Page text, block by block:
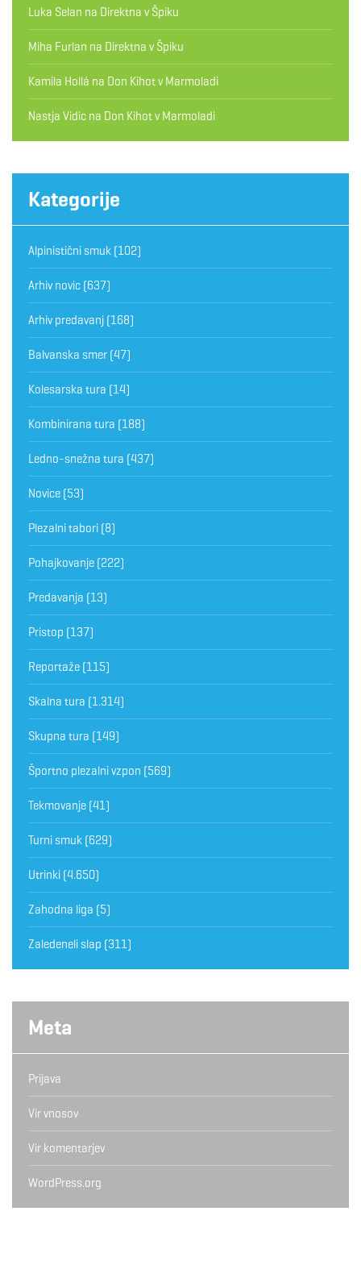
Luka Selan na Direktna v Špiku
Miha Furlan na Direktna v Špiku
Kamila Hollá na Don Kihot v Marmoladi
Nastja Vidic na Don Kihot v Marmoladi
Kategorije
Alpinistični smuk (102)
Arhiv novic (637)
Arhiv predavanj (168)
Balvanska smer (47)
Kolesarska tura (14)
Kombinirana tura (188)
Ledno-snežna tura (437)
Novice (53)
Plezalni tabori (8)
Pohajkovanje (222)
Predavanja (13)
Pristop (137)
Reportaže (115)
Skalna tura (1.314)
Skupna tura (149)
Športno plezalni vzpon (569)
Tekmovanje (41)
Turni smuk (629)
Utrinki (4.650)
Zahodna liga (5)
Zaledeneli slap (311)
Meta
Prijava
Vir vnosov
Vir komentarjev
WordPress.org